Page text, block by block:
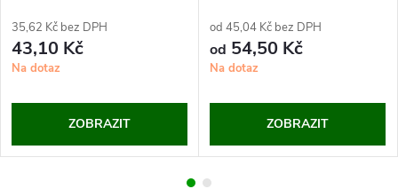
35,62 Kč bez DPH
43,10 Kč
Na dotaz
ZOBRAZIT
od 45,04 Kč bez DPH
od 54,50 Kč
Na dotaz
ZOBRAZIT